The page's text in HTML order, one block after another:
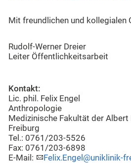
Mit freundlichen und kollegialen
Rudolf-Werner Dreier
Leiter Öffentlichkeitsarbeit
Kontakt:
Lic. phil. Felix Engel
Anthropologie
Medizinische Fakultät der
Freiburg
Tel.: 0761/203-5526
Fax: 0761/203-6898
E-Mail:
Felix.Engel@uniklinik-